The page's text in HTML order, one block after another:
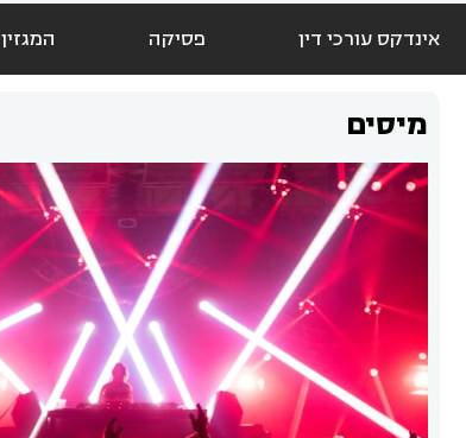
אינדקס עורכי דין פסיקה המגזין
מיסים